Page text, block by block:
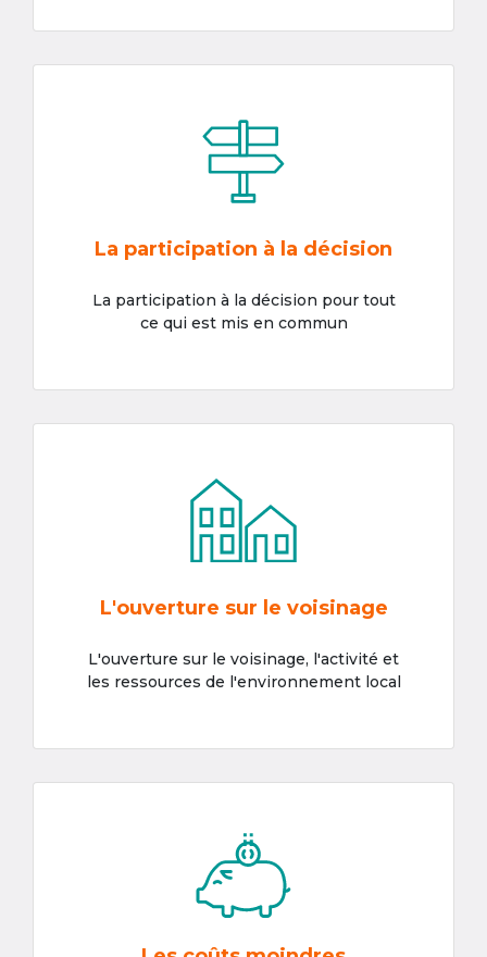
La participation à la décision
La participation à la décision pour tout
ce qui est mis en commun
L'ouverture sur le voisinage
L'ouverture sur le voisinage, l'activité et
les ressources de l'environnement local